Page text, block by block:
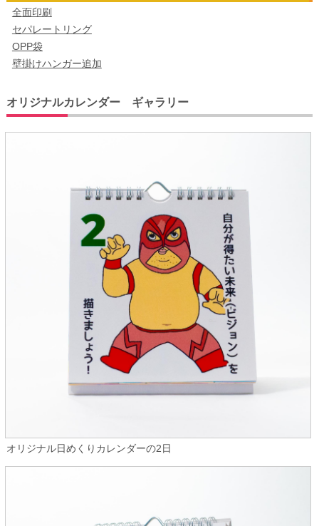
全面印刷
セパレートリング
OPP袋
壁掛けハンガー追加
オリジナルカレンダー ギャラリー
オリジナル日めくりカレンダーの2日